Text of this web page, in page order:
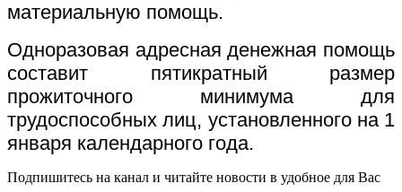
материальную помощь.
Одноразовая адресная денежная помощь
составит пятикратный размер
прожиточного минимума для
трудоспособных лиц, установленного на 1
января календарного года.
Подпишитесь на канал и читайте новости в удобное для Вас